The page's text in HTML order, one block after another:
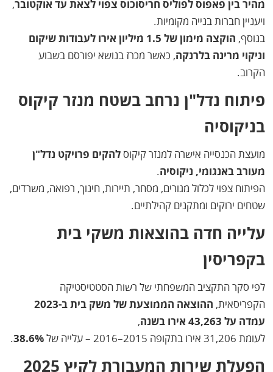
מהיר בין פאפוס לפוליס חריסוכוס צפוי לצאת עד אוקטובר,
ויעניין חברות בנייה מקומיות.
בנוסף,
הוקצה מימון של 1.5 מיליון אירו לעבודות שיקום
וניקוי מרינה בלרנקה, כאשר מכרז בנושא יפורסם בשבוע
הקרוב.
פיתוח נדל"ן נרחב בשטח מנזר קיקוס
בניקוסיה
מועצת הכנסייה אישרה למנזר קיקוסלהקים פרויקט נדל"ן
מעורב באנגומי, ניקוסיה.
הפיתוח צפוי לכלול מגורים, מסחר, תיירות, חינוך, רפואה, משרדים,
שטחים ירוקים ומתקנים קהילתיים.
עלייה חדה בהוצאות משקי בית
בקפריסין
לפי סקר התקציב המשפחתי של רשות הסטטיסטיקה
הקפריסאית,
ההוצאה הממוצעת של משק בית ב-2023
עמדה על 43,263 אירו בשנה
,
לעומת 31,206 אירו בתקופה 2015–2016 – עלייה של
38.6%
.
הפעלת שירות המעבורת לקיץ 2025